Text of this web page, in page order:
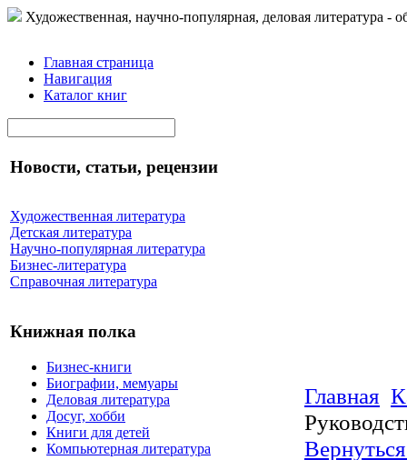
Художественная, научно-популярная, деловая литература -
Главная страница
Навигация
Каталог книг
Новости, статьи, рецензии
Художественная литература
Детская литература
Научно-популярная литература
Бизнес-литература
Справочная литература
Книжная полка
Бизнес-книги
Биографии, мемуары
Деловая литература
Досуг, хобби
Книги для детей
Компьютерная литература
Главная